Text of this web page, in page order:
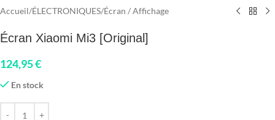
Accueil/ÉLECTRONIQUES/Écran / Affichage
Écran Xiaomi Mi3 [Original]
124,95€
En stock